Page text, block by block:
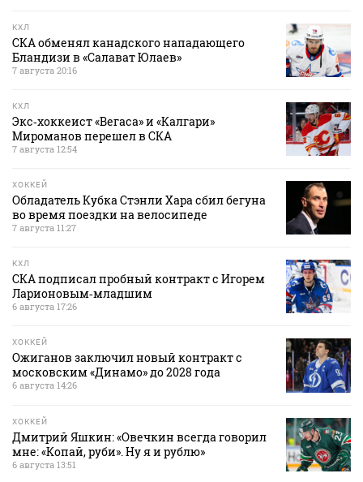
КХЛ
СКА обменял канадского нападающего
Бландизи в «Салават Юлаев»
7 августа 20:16
КХЛ
Экс‑хоккеист «Вегаса» и «Калгари»
Мироманов перешел в СКА
7 августа 12:54
ХОККЕЙ
Обладатель Кубка Стэнли Хара сбил бегуна
во время поездки на велосипеде
7 августа 11:27
КХЛ
СКА подписал пробный контракт с Игорем
Ларионовым‑младшим
6 августа 17:26
ХОККЕЙ
Ожиганов заключил новый контракт с
московским «Динамо» до 2028 года
6 августа 14:26
ХОККЕЙ
Дмитрий Яшкин: «Овечкин всегда говорил
мне: «Копай, руби». Ну я и рублю»
6 августа 13:51